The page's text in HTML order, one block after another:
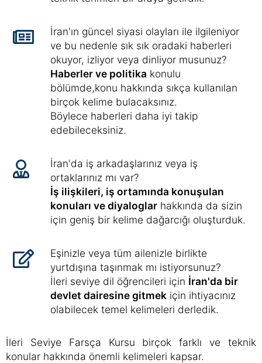
İran'ın güncel siyasi olayları ile ilgileniyor
ve bu nedenle sık sık oradaki haberleri
okuyor, izliyor veya dinliyor musunuz?
Haberler ve politika konulu
bölümde,konu hakkında sıkça kullanılan
birçok kelime bulacaksınız.
Böylece haberleri daha iyi takip
edebileceksiniz.
İran'da iş arkadaşlarınız veya iş
ortaklarınız mı var?
İş ilişkileri, iş ortamında konuşulan
konuları ve diyaloglar hakkında da sizin
için geniş bir kelime dağarcığı oluşturduk.
Eşinizle veya tüm ailenizle birlikte
yurtdışına taşınmak mı istiyorsunuz?
İleri seviye dil öğrencileri için İran'da bir
devlet dairesine gitmek için ihtiyacınız
olabilecek temel kelimeleri derledik.
İleri Seviye Farsça Kursu birçok farklı ve teknik
konular hakkında önemli kelimeleri kapsar.